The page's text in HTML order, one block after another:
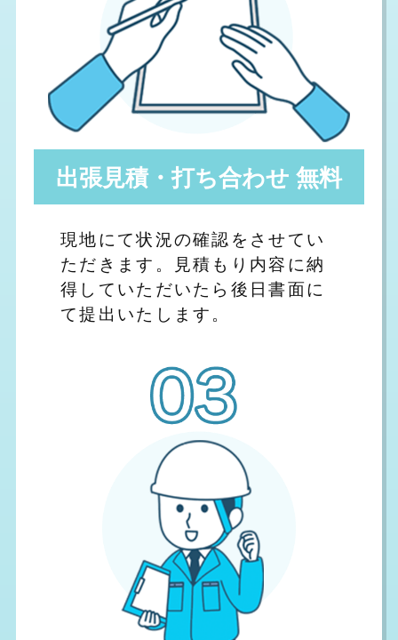
出張見積・打ち合わせ 無料
現地にて状況の確認をさせてい
ただきます。見積もり内容に納
得していただいたら後日書面に
て提出いたします。